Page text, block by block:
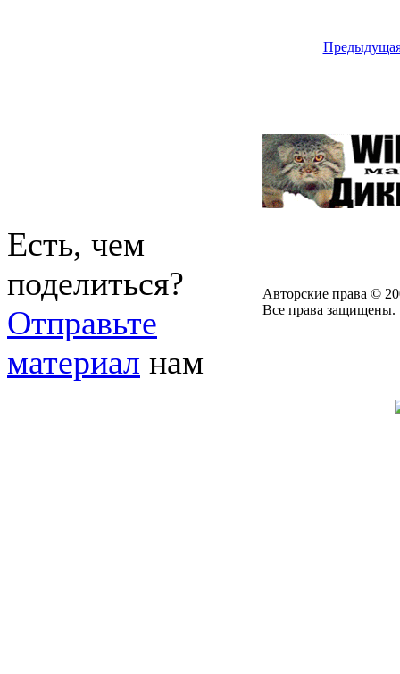
Есть, чем
поделиться?
Отправьте
материал нам
Авторские права ©
Все права защищены.